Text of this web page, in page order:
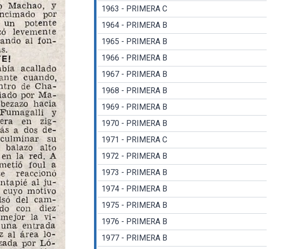
1963 - PRIMERA C
1964 - PRIMERA B
1965 - PRIMERA B
1966 - PRIMERA B
1967 - PRIMERA B
1968 - PRIMERA B
1969 - PRIMERA B
1970 - PRIMERA B
1971 - PRIMERA C
1972 - PRIMERA B
1973 - PRIMERA B
1974 - PRIMERA B
1975 - PRIMERA B
1976 - PRIMERA B
1977 - PRIMERA B